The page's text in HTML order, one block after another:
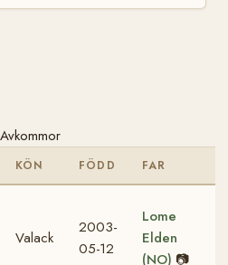
Avkommor
KÖN FÖDD FAR
Valack
2003-
05-12
Lome
Elden
(NO) 📷